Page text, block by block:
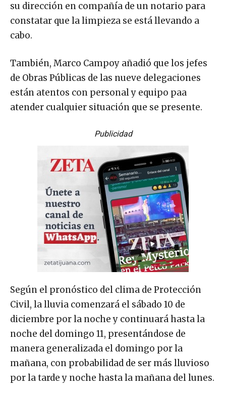
su dirección en compañía de un notario para
constatar que la limpieza se está llevando a
cabo.
También, Marco Campoy añadió que los jefes
de Obras Públicas de las nueve delegaciones
están atentos con personal y equipo paa
atender cualquier situación que se presente.
Publicidad
Según el pronóstico del clima de Protección
Civil, la lluvia comenzará el sábado 10 de
diciembre por la noche y continuará hasta la
noche del domingo 11, presentándose de
manera generalizada el domingo por la
mañana, con probabilidad de ser más lluvioso
por la tarde y noche hasta la mañana del lunes.